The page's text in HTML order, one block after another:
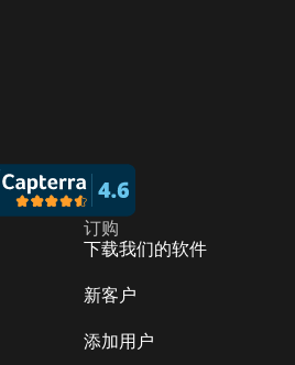
订购
下载我们的软件
新客户
添加用户